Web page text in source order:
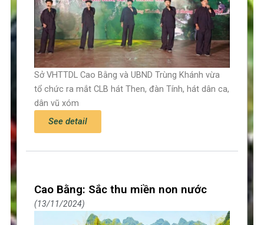
Sở VHTTDL Cao Bằng và UBND Trùng Khánh vừa
tổ chức ra mắt CLB hát Then, đàn Tính, hát dân ca,
dân vũ xóm
See detail
Cao Bằng: Sắc thu miền non nước
13/11/2024